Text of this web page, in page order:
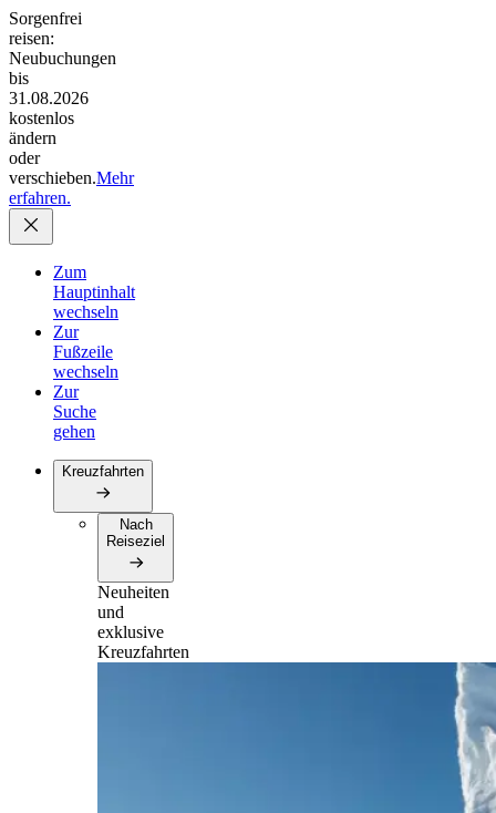
Sorgenfrei
reisen:
Neubuchungen
bis
31.08.2026
kostenlos
ändern
oder
verschieben.Mehr
erfahren.
Zum
Hauptinhalt
wechseln
Zur
Fußzeile
wechseln
Zur
Suche
gehen
Kreuzfahrten
Nach
Reiseziel
Neuheiten
und
exklusive
Kreuzfahrten